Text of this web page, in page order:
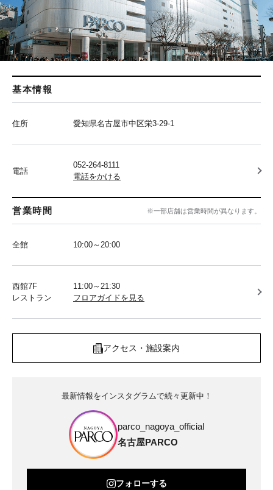
基本情報
住所 愛知県名古屋市中区栄3-29-1
電話
052-264-8111
電話をかける
営業時間 ※一部店舗は営業時間が異なります。
全館 10:00～20:00
西館7F
レストラン
11:00～21:30
フロアガイドを見る
アクセス・施設案内
最新情報をインスタグラムで続々更新中！
parco_nagoya_official
名古屋PARCO
フォローする